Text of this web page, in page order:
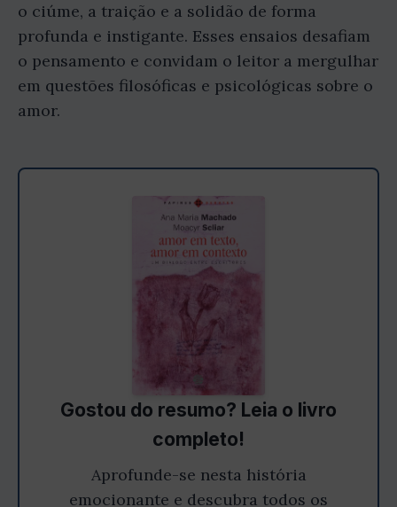
o ciúme, a traição e a solidão de forma
profunda e instigante. Esses ensaios desafiam
o pensamento e convidam o leitor a mergulhar
em questões filosóficas e psicológicas sobre o
amor.
Gostou do resumo? Leia o livro
completo!
Aprofunde-se nesta história
emocionante e descubra todos os